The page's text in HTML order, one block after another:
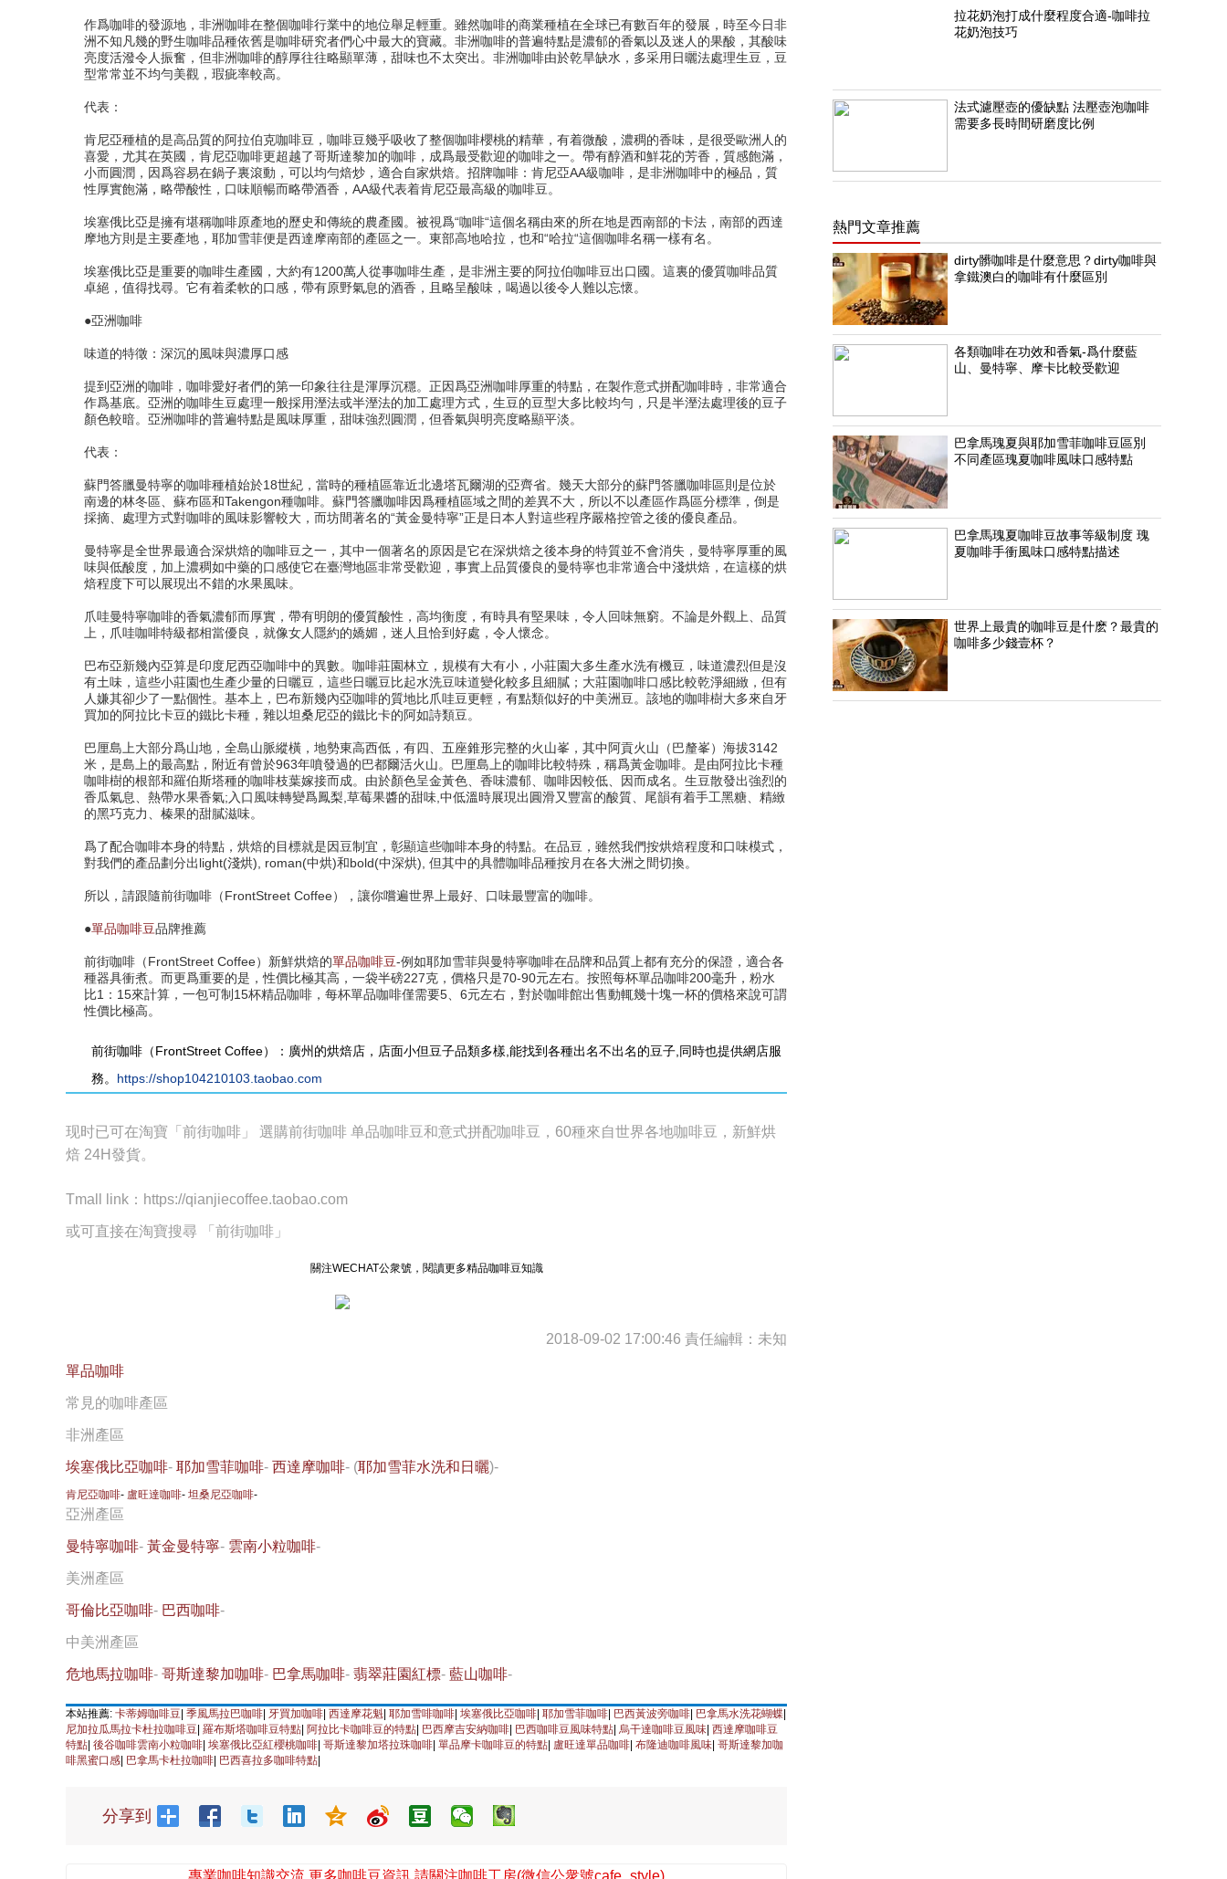
作爲咖啡的發源地，非洲咖啡在整個咖啡行業中的地位舉足輕重。雖然咖啡的商業種植在全球已有數百年的發展，時至今日非
洲不知凡幾的野生咖啡品種依舊是咖啡研究者們心中最大的寶藏。非洲咖啡的普遍特點是濃郁的香氣以及迷人的果酸，其酸味
亮度活潑令人振奮，但非洲咖啡的醇厚往往略顯單薄，甜味也不太突出。非洲咖啡由於乾旱缺水，多采用日曬法處理生豆，豆
型常常並不均勻美觀，瑕疵率較高。
代表：
肯尼亞種植的是高品質的阿拉伯克咖啡豆，咖啡豆幾乎吸收了整個咖啡櫻桃的精華，有着微酸，濃稠的香味，是很受歐洲人的
喜愛，尤其在英國，肯尼亞咖啡更超越了哥斯達黎加的咖啡，成爲最受歡迎的咖啡之一。帶有醇酒和鮮花的芳香，質感飽滿，
小而圓潤，因爲容易在鍋子裏滾動，可以均勻焙炒，適合自家烘焙。招牌咖啡：肯尼亞AA級咖啡，是非洲咖啡中的極品，質
性厚實飽滿，略帶酸性，口味順暢而略帶酒香，AA級代表着肯尼亞最高級的咖啡豆。
埃塞俄比亞是擁有堪稱咖啡原產地的歷史和傳統的農產國。被視爲“咖啡“這個名稱由來的所在地是西南部的卡法，南部的西達
摩地方則是主要產地，耶加雪菲便是西達摩南部的產區之一。東部高地哈拉，也和“哈拉“這個咖啡名稱一樣有名。
埃塞俄比亞是重要的咖啡生產國，大約有1200萬人從事咖啡生產，是非洲主要的阿拉伯咖啡豆出口國。這裏的優質咖啡品質
卓絕，值得找尋。它有着柔軟的口感，帶有原野氣息的酒香，且略呈酸味，喝過以後令人難以忘懷。
●亞洲咖啡
味道的特徵：深沉的風味與濃厚口感
提到亞洲的咖啡，咖啡愛好者們的第一印象往往是渾厚沉穩。正因爲亞洲咖啡厚重的特點，在製作意式拼配咖啡時，非常適合
作爲基底。亞洲的咖啡生豆處理一般採用溼法或半溼法的加工處理方式，生豆的豆型大多比較均勻，只是半溼法處理後的豆子
顏色較暗。亞洲咖啡的普遍特點是風味厚重，甜味強烈圓潤，但香氣與明亮度略顯平淡。
代表：
蘇門答臘曼特寧的咖啡種植始於18世紀，當時的種植區靠近北邊塔瓦爾湖的亞齊省。幾天大部分的蘇門答臘咖啡區則是位於
南邊的林冬區、蘇布區和Takengon種咖啡。蘇門答臘咖啡因爲種植區域之間的差異不大，所以不以產區作爲區分標準，倒是
採摘、處理方式對咖啡的風味影響較大，而坊間著名的“黃金曼特寧”正是日本人對這些程序嚴格控管之後的優良產品。
曼特寧是全世界最適合深烘焙的咖啡豆之一，其中一個著名的原因是它在深烘焙之後本身的特質並不會消失，曼特寧厚重的風
味與低酸度，加上濃稠如中藥的口感使它在臺灣地區非常受歡迎，事實上品質優良的曼特寧也非常適合中淺烘焙，在這樣的烘
焙程度下可以展現出不錯的水果風味。
爪哇曼特寧咖啡的香氣濃郁而厚實，帶有明朗的優質酸性，高均衡度，有時具有堅果味，令人回味無窮。不論是外觀上、品質
上，爪哇咖啡特級都相當優良，就像女人隱約的嬌媚，迷人且恰到好處，令人懷念。
巴布亞新幾內亞算是印度尼西亞咖啡中的異數。咖啡莊園林立，規模有大有小，小莊園大多生產水洗有機豆，味道濃烈但是沒
有土味，這些小莊園也生產少量的日曬豆，這些日曬豆比起水洗豆味道變化較多且細膩；大莊園咖啡口感比較乾淨細緻，但有
人嫌其卻少了一點個性。基本上，巴布新幾內亞咖啡的質地比爪哇豆更輕，有點類似好的中美洲豆。該地的咖啡樹大多來自牙
買加的阿拉比卡豆的鐵比卡種，雜以坦桑尼亞的鐵比卡的阿如詩類豆。
巴厘島上大部分爲山地，全島山脈縱橫，地勢東高西低，有四、五座錐形完整的火山峯，其中阿貢火山（巴釐峯）海拔3142
米，是島上的最高點，附近有曾於963年噴發過的巴都爾活火山。巴厘島上的咖啡比較特殊，稱爲黃金咖啡。是由阿拉比卡種
咖啡樹的根部和羅伯斯塔種的咖啡枝葉嫁接而成。由於顏色呈金黃色、香味濃郁、咖啡因較低、因而成名。生豆散發出強烈的
香瓜氣息、熱帶水果香氣;入口風味轉變爲鳳梨,草莓果醬的甜味,中低溫時展現出圓滑又豐富的酸質、尾韻有着手工黑糖、精緻
的黑巧克力、榛果的甜膩滋味。
爲了配合咖啡本身的特點，烘焙的目標就是因豆制宜，彰顯這些咖啡本身的特點。在品豆，雖然我們按烘焙程度和口味模式，
對我們的產品劃分出light(淺烘), roman(中烘)和bold(中深烘), 但其中的具體咖啡品種按月在各大洲之間切換。
所以，請跟隨前街咖啡（FrontStreet Coffee），讓你嚐遍世界上最好、口味最豐富的咖啡。
●單品咖啡豆品牌推薦
前街咖啡（FrontStreet Coffee）新鮮烘焙的單品咖啡豆-例如耶加雪菲與曼特寧咖啡在品牌和品質上都有充分的保證，適合各
種器具衝煮。而更爲重要的是，性價比極其高，一袋半磅227克，價格只是70-90元左右。按照每杯單品咖啡200毫升，粉水
比1：15來計算，一包可制15杯精品咖啡，每杯單品咖啡僅需要5、6元左右，對於咖啡館出售動輒幾十塊一杯的價格來說可謂
性價比極高。
前街咖啡（FrontStreet Coffee）：廣州的烘焙店，店面小但豆子品類多樣,能找到各種出名不出名的豆子,同時也提供網店服
務。 https://shop104210103.taobao.com
现时已可在淘寶「前街咖啡」 選購前街咖啡 单品咖啡豆和意式拼配咖啡豆，60種來自世界各地咖啡豆，新鮮烘
焙 24H發貨。
Tmall link：https://qianjiecoffee.taobao.com
或可直接在淘寶搜尋 「前街咖啡」
關注WECHAT公衆號，閱讀更多精品咖啡豆知識
2018-09-02 17:00:46 責任編輯：未知
單品咖啡
常見的咖啡產區
非洲產區
埃塞俄比亞咖啡- 耶加雪菲咖啡- 西達摩咖啡- (耶加雪菲水洗和日曬)-
肯尼亞咖啡- 盧旺達咖啡- 坦桑尼亞咖啡-
亞洲產區
曼特寧咖啡- 黃金曼特寧- 雲南小粒咖啡-
美洲產區
哥倫比亞咖啡- 巴西咖啡-
中美洲產區
危地馬拉咖啡- 哥斯達黎加咖啡- 巴拿馬咖啡- 翡翠莊園紅標- 藍山咖啡-
本站推薦: 卡蒂姆咖啡豆| 季風馬拉巴咖啡| 牙買加咖啡| 西達摩花魁| 耶加雪啡咖啡| 埃塞俄比亞咖啡| 耶加雪菲咖啡| 巴西黃波旁咖啡| 巴拿馬水洗花蝴蝶|
尼加拉瓜馬拉卡杜拉咖啡豆| 羅布斯塔咖啡豆特點| 阿拉比卡咖啡豆的特點| 巴西摩吉安納咖啡| 巴西咖啡豆風味特點| 烏干達咖啡豆風味| 西達摩咖啡豆
特點| 後谷咖啡雲南小粒咖啡| 埃塞俄比亞紅櫻桃咖啡| 哥斯達黎加塔拉珠咖啡| 單品摩卡咖啡豆的特點| 盧旺達單品咖啡| 布隆迪咖啡風味| 哥斯達黎加咖
啡黑蜜口感| 巴拿馬卡杜拉咖啡| 巴西喜拉多咖啡特點|
分享到
專業咖啡知識交流 更多咖啡豆資訊 請關注咖啡工房(微信公衆號cafe_style)
拉花奶泡打成什麼程度合適-咖啡拉
花奶泡技巧
法式濾壓壺的優缺點 法壓壺泡咖啡
需要多長時間研磨度比例
熱門文章推薦
dirty髒咖啡是什麼意思？dirty咖啡與
拿鐵澳白的咖啡有什麼區別
各類咖啡在功效和香氣-爲什麼藍
山、曼特寧、摩卡比較受歡迎
巴拿馬瑰夏與耶加雪菲咖啡豆區別
不同產區瑰夏咖啡風味口感特點
巴拿馬瑰夏咖啡豆故事等級制度 瑰
夏咖啡手衝風味口感特點描述
世界上最貴的咖啡豆是什麽？最貴的
咖啡多少錢壹杯？